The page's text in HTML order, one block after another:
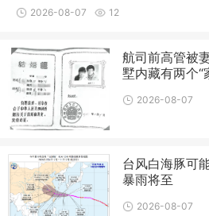
理与情理在此激烈碰撞。从法律层面
2026-08-07 12
航司前高管被
墅内藏有两个“
2026-08-07
台风白海豚可
暴雨将至
2026-08-07